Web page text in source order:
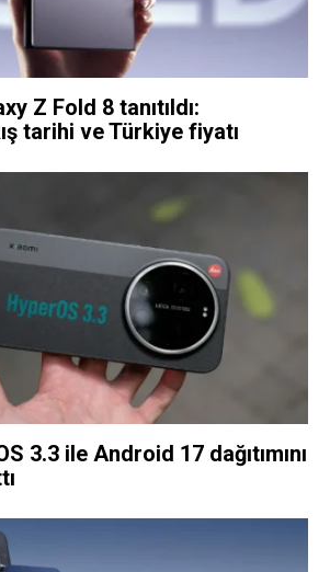
Z Fold 8 tanıtıldı:
tarihi ve Türkiye fiyatı
3.3 ile Android 17 dağıtımını